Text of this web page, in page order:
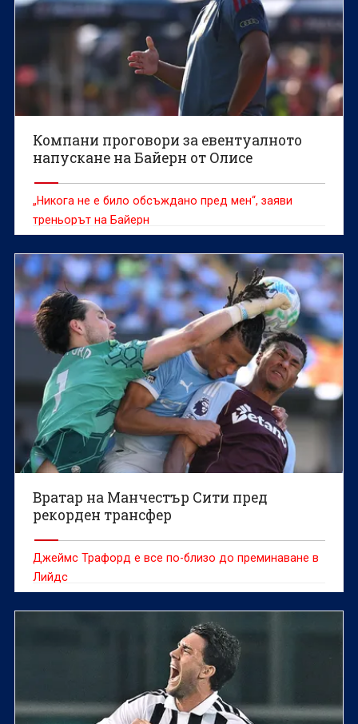
Компани проговори за евентуалното
напускане на Байерн от Олисе
„Никога не е било обсъждано пред мен“, заяви
треньорът на Байерн
Вратар на Манчестър Сити пред
рекорден трансфер
Джеймс Трафорд е все по-близо до преминаване в
Лийдс